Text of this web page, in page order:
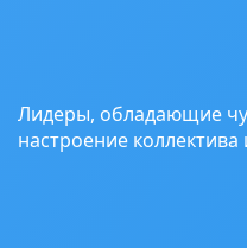
Лидеры, обладающие
настроение